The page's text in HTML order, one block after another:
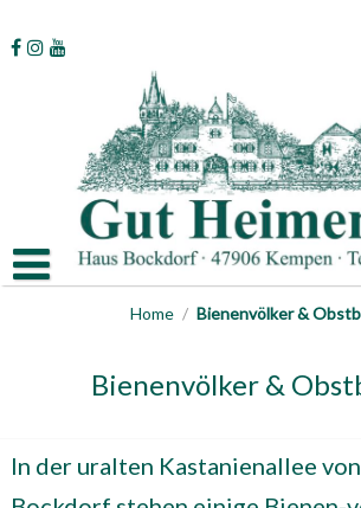
to
content
Home / Bienenvölker &
Bienenvölker &
In der uralten Kastanienallee